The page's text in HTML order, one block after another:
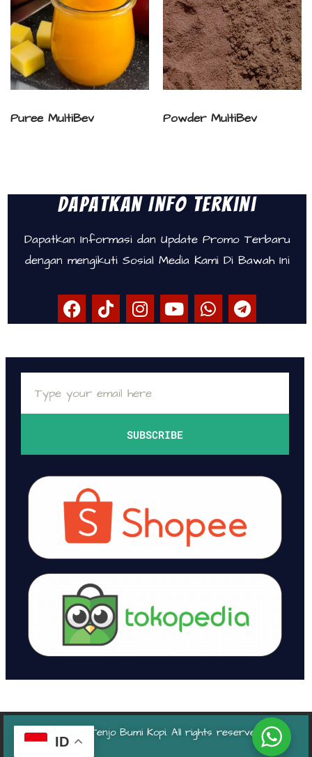
Puree MultiBev Powder MultiBev
Dapatkan Info Terkini
Dapatkan Informasi dan Update Promo Terbaru
dengan mengikuti Sosial Media Kami Di Bawah Ini
SUBSCRIBE
© 2024 Tenjo Bumi Kopi. All rights reserved.
ID